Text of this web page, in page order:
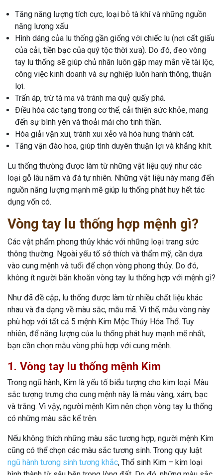
Tăng năng lượng tích cực, loại bỏ tà khí và những nguồn
năng lượng xấu
Hình dáng của lu thống gần giống với chiếc lu (nơi cất giấu
của cải, tiền bạc của quý tộc thời xưa). Do đó, đeo vòng
tay lu thống sẽ giúp chủ nhân luôn gặp may mắn về tài lộc,
công việc kinh doanh và sự nghiệp luôn hanh thông, thuận
lợi.
Trấn áp, trừ tà ma và tránh ma quỷ quấy phá.
Điều hòa các tạng trong cơ thể, cải thiện sức khỏe, mang
đến sự bình yên và thoải mái cho tinh thần.
Hóa giải vận xui, tránh xui xẻo và hóa hung thành cát.
Tăng vận đào hoa, giúp tình duyên thuận lợi và khắng khít.
Lu thống thường được làm từ những vật liệu quý như các
loại gỗ lâu năm và đá tự nhiên. Những vật liệu này mang đến
nguồn năng lượng mạnh mẽ giúp lu thống phát huy hết tác
dụng vốn có.
Vòng tay lu thống hợp mệnh gì?
Các vật phẩm phong thủy khác với những loại trang sức
thông thường. Ngoài yếu tố sở thích và thẩm mỹ, cần dựa
vào cung mệnh và tuổi để chọn vòng phong thủy. Do đó,
không ít người băn khoăn vòng tay lu thống hợp với mệnh gì?
Như đã đề cập, lu thống được làm từ nhiều chất liệu khác
nhau và đa dạng về màu sắc, mẫu mã. Vì thế, mẫu vòng này
phù hợp với tất cả 5 mệnh Kim Mộc Thủy Hỏa Thổ. Tuy
nhiên, để năng lượng của lu thống phát huy mạnh mẽ nhất,
bạn cần chọn mẫu vòng phù hợp với cung mệnh.
1. Vòng tay lu thống mệnh Kim
Trong ngũ hành, Kim là yếu tố biểu tượng cho kim loại. Màu
sắc tượng trưng cho cung mệnh này là màu vàng, xám, bạc
và trắng. Vì vậy, người mệnh Kim nên chọn vòng tay lu thống
có những màu sắc kể trên.
Nếu không thích những màu sắc tương hợp, người mệnh Kim
cũng có thể chọn các màu sắc tương sinh. Trong quy luật
ngũ hành tương sinh tương khắc, Thổ sinh Kim – kim loại